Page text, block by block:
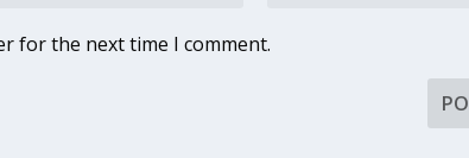
for the next time I comment.